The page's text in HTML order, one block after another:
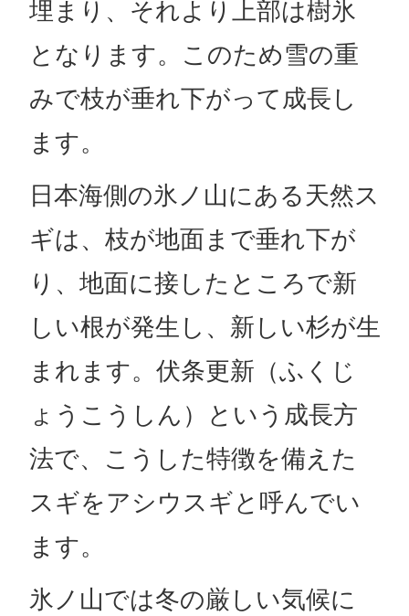
埋まり、それより上部は樹氷
となります。このため雪の重
みで枝が垂れ下がって成長し
ます。
日本海側の氷ノ山にある天然ス
ギは、枝が地面まで垂れ下が
り、地面に接したところで新
しい根が発生し、新しい杉が生
まれます。伏条更新（ふくじ
ょうこうしん）という成長方
法で、こうした特徴を備えた
スギをアシウスギと呼んでい
ます。
氷ノ山では冬の厳しい気候に